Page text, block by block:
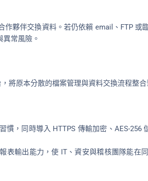
夥伴交換資料。若仍依賴 email、FTP 或
常風險。
將原本分散的檔案管理與資料交換流程整合
，同時導入 HTTPS 傳輸加密、AES-256
表輸出能力，使 IT、資安與稽核團隊能在